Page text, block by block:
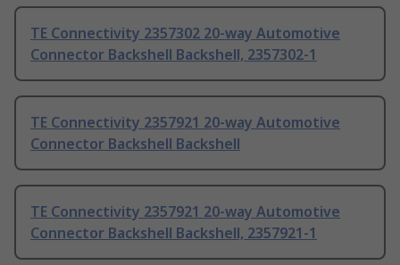
TE Connectivity 2357302 20-way Automotive
Connector Backshell Backshell, 2357302-1
TE Connectivity 2357921 20-way Automotive
Connector Backshell Backshell
TE Connectivity 2357921 20-way Automotive
Connector Backshell Backshell, 2357921-1